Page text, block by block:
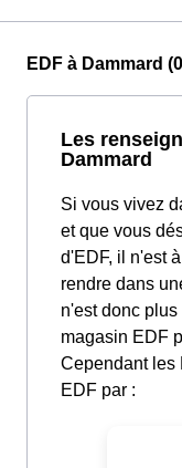
EDF à Dammard
Les
Dammard
Si vous vivez
et que vous
d'EDF, il n'est
rendre dans
n'est donc
magasin EDF
Cependant les
EDF par :